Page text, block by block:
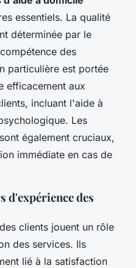
essentiels. La qualité
déterminée par le
des
particulière est portée
efficacement aux
incluant l'aide à
Les
également cruciaux,
immédiate en cas de
d'expérience des
clients jouent un rôle
des services. Ils
lié à la satisfaction